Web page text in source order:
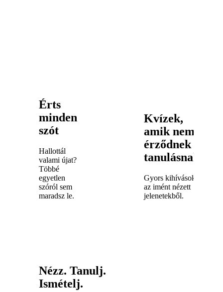
Érts
minden
szót
Hallottál
valami újat?
Többé
egyetlen
szóról sem
maradsz le.
Kvízek,
amik nem
érződnek
tanulásnak
Gyors kihívások
az imént nézett
jelenetekből.
Nézz. Tanulj.
Ismételj.